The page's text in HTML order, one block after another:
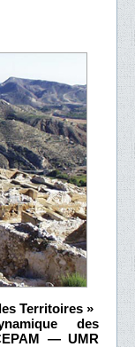
Territoires »
des
— UMR